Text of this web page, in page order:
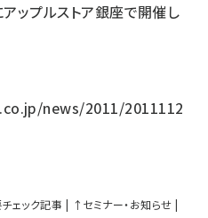
ップルストア銀座で開催し
news/2011/2011112
ェック記事 | ↑セミナー・お知らせ |